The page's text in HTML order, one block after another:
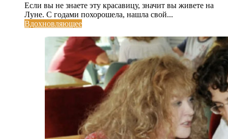
Если вы не знаете эту красавицу, значит вы живете на
Луне. С годами похорошела, нашла свой...
Вдохновляющее